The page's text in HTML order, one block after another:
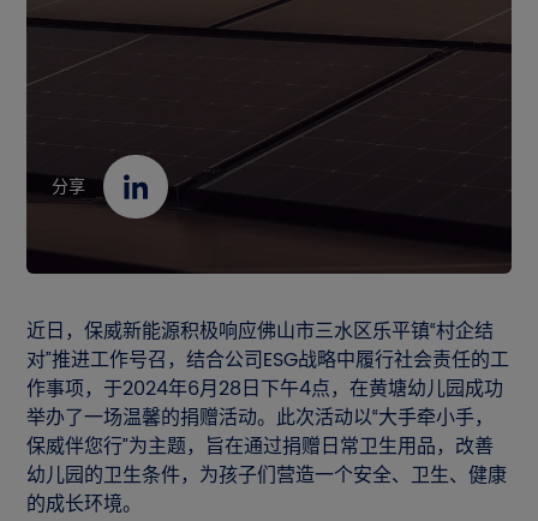
联系我们
CN
分享
近日，保威新能源积极响应佛山市三水区乐平镇“村企结
对”推进工作号召，结合公司ESG战略中履行社会责任的工
作事项，于2024年6月28日下午4点，在黄塘幼儿园成功
举办了一场温馨的捐赠活动。此次活动以“大手牵小手，
保威伴您行”为主题，旨在通过捐赠日常卫生用品，改善
幼儿园的卫生条件，为孩子们营造一个安全、卫生、健康
的成长环境。